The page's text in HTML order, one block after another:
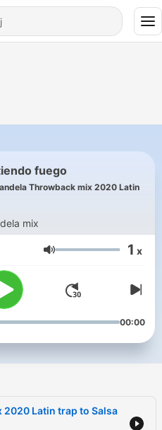
fuego
Throwback mix 2020 Latin
mix
Glasnost 1 x
00:00
Latin trap to Salsa